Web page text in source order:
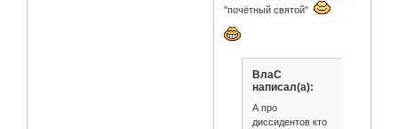
"почётный святой"
ВлаС
написал(а):
А про
диссидентов кто